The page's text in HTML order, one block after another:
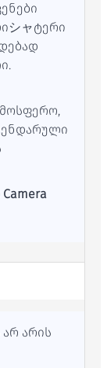
シャტერი
არის